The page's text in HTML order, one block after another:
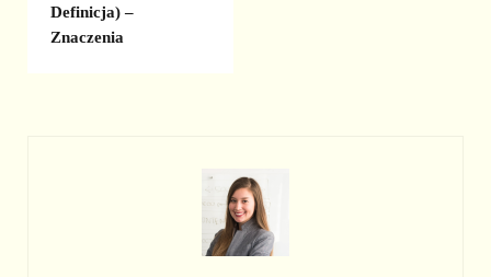
Definicja) –
Znaczenia